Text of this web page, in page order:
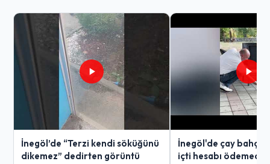
İnegöl’de “Terzi kendi söküğünü
dikemez” dedirten görüntü
İnegöl'de çay
içti hesabı ödemedi